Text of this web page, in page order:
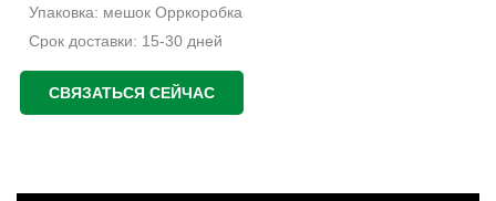
Упаковка: мешок Oppкоробка
Срок доставки: 15-30 дней
Место происхождения: Гуандун, Китай.
СВЯЗАТЬСЯ СЕЙЧАС